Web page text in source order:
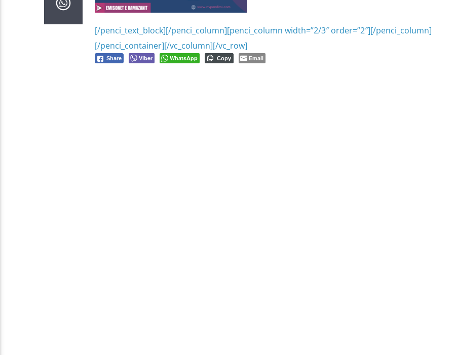
[/penci_text_block][/penci_column][penci_column width=”2/3″ order=”2″][/penci_column]
[/penci_container][/vc_column][/vc_row]
Share Viber WhatsApp Copy Email